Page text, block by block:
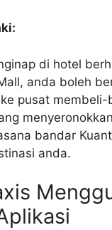
di hotel
anda boleh
pusat membeli-
bandar
anda.